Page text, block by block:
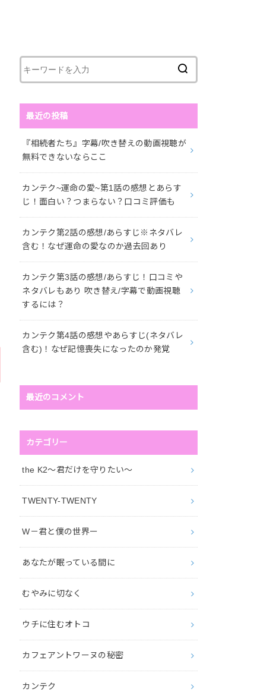
最近の投稿
『相続者たち』字幕/吹き替えの動画視聴が
無料できないならここ
カンテク~運命の愛~第1話の感想とあらす
じ！面白い？つまらない？口コミ評価も
カンテク第2話の感想/あらすじ※ネタバレ
含む！なぜ運命の愛なのか過去回あり
カンテク第3話の感想/あらすじ！口コミや
ネタバレもあり 吹き替え/字幕で動画視聴
するには？
カンテク第4話の感想やあらすじ(ネタバレ
含む)！なぜ記憶喪失になったのか発覚
最近のコメント
カテゴリー
the K2～君だけを守りたい～
TWENTY-TWENTY
W－君と僕の世界ー
あなたが眠っている間に
むやみに切なく
ウチに住むオトコ
カフェアントワーヌの秘密
カンテク